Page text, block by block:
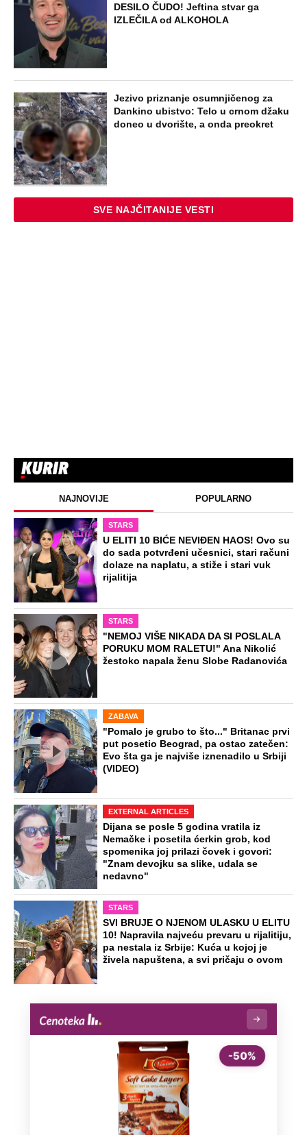
DESILO ČUDO! Jeftina stvar ga
IZLEČILA od ALKOHOLA
Jezivo priznanje osumnjičenog za
Dankino ubistvo: Telo u crnom džaku
doneo u dvorište, a onda preokret
SVE NAJČITANIJE VESTI
NAJNOVIJE POPULARNO
STARS
U ELITI 10 BIĆE NEVIĐEN HAOS! Ovo su
do sada potvrđeni učesnici, stari računi
dolaze na naplatu, a stiže i stari vuk
rijalitija
STARS
"NEMOJ VIŠE NIKADA DA SI POSLALA
PORUKU MOM RALETU!" Ana Nikolić
žestoko napala ženu Slobe Radanovića
ZABAVA
"Pomalo je grubo to što..." Britanac prvi
put posetio Beograd, pa ostao zatečen:
Evo šta ga je najviše iznenadilo u Srbiji
(VIDEO)
EXTERNAL ARTICLES
Dijana se posle 5 godina vratila iz
Nemačke i posetila ćerkin grob, kod
spomenika joj prilazi čovek i govori:
"Znam devojku sa slike, udala se
nedavno"
STARS
SVI BRUJE O NJENOM ULASKU U ELITU
10! Napravila najveću prevaru u rijalitiju,
pa nestala iz Srbije: Kuća u kojoj je
živela napuštena, a svi pričaju o ovom